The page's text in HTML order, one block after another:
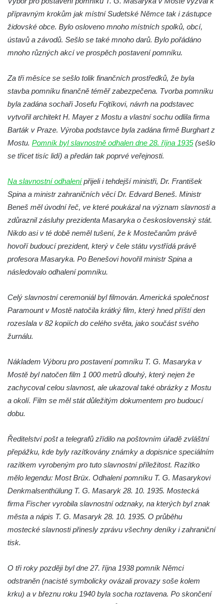
Socha Vydry si hrají v ZOO Hluboká
Socha Přátelství v ZOO Hluboká
Socha Matka příroda v ZOO Hluboká
Socha Lišky v ZOO Hluboká
Socha Vlčice s mládětem v ZOO Hluboká
Socha Rys číhající na srnu v ZOO Hluboká
Socha Orlice v ZOO Hluboká
Socha Tygr v ZOO Hluboká
Socha Želva v ZOO Hluboká
Socha Včela v ZOO Hluboká
Socha Housenka v ZOO Hluboká
Socha Nosorožík v ZOO Hluboká
Socha Rosomák v ZOO Hluboká
Socha Vážka v ZOO Hluboká
Socha Volavka v ZOO Hluboká
Lavička Kůň Převalského v ZOO Hluboká
Socha Mystik v ZOO Hluboká
Reliéf Rodina a práce na budově záložny
čp. 69/1 v Českých Budějovicích
Socha Krista klesajícího pod křížem u
kostela svatého Mikuláše v Českých
Budějovicích
Socha svatého Jana Nepomuckého u
kostela svaté Rodiny v Českých
Budějovicích
Socha S tebou v parku na Senovážném
náměstí v Českých Budějovicích
Sousoší Humanoidi na Lannově třídě v
Českých Budějovicích
přípravným krokům jak místní Sudetské Němce tak i zástupce
židovské obce. Bylo osloveno mnoho místních spolků, obcí,
ústavů a závodů. Sešlo se také mnoho darů. Bylo pořádáno
mnoho různých akcí ve prospěch postavení pomníku.
Za tři měsíce se sešlo tolik finančních prostředků, že byla
stavba pomníku finančně téměř zabezpečena. Tvorba pomníku
byla zadána sochaři Josefu Fojtíkovi, návrh na podstavec
vytvořil architekt H. Mayer z Mostu a vlastní sochu odlila firma
Barták v Praze. Výroba podstavce byla zadána firmě Burghart z
Mostu. Pomník byl slavnostně odhalen dne 28. října 1935(sešlo
se třicet tisíc lidí) a předán tak poprvé veřejnosti.
Na slavnostní odhalenípřijeli i tehdejší ministři, Dr. František
Spina a ministr zahraničních věcí Dr. Edvard Beneš. Ministr
Beneš měl úvodní řeč, ve které poukázal na význam slavnosti a
zdůraznil zásluhy prezidenta Masaryka o československý stát.
Nikdo asi v té době neměl tušení, že k Mostečanům právě
hovoří budoucí prezident, který v čele státu vystřídá právě
profesora Masaryka. Po Benešovi hovořil ministr Spina a
následovalo odhalení pomníku.
Celý slavnostní ceremoniál byl filmován. Americká společnost
Paramount v Mostě natočila krátký film, který hned příští den
rozeslala v 82 kopiích do celého světa, jako součást svého
žurnálu.
Nákladem Výboru pro postavení pomníku T. G. Masaryka v
Mostě byl natočen film 1 000 metrů dlouhý, který nejen že
zachycoval celou slavnost, ale ukazoval také obrázky z Mostu
a okolí. Film se měl stát důležitým dokumentem pro budoucí
dobu.
Ředitelství pošt a telegrafů zřídilo na poštovním úřadě zvláštní
přepážku, kde byly razítkovány známky a dopisnice speciálním
razítkem vyrobeným pro tuto slavnostní příležitost. Razítko
mělo legendu: Most Brüx. Odhalení pomníku T. G. Masarykovi
Denkmalsenthülung T. G. Masaryk 28. 10. 1935. Mostecká
firma Fischer vyrobila slavnostní odznaky, na kterých byl znak
města a nápis T. G. Masaryk 28. 10. 1935. O průběhu
mostecké slavnosti přinesly zprávu všechny deníky i zahraniční
tisk.
O tři roky později byl dne 27. října 1938 pomník Němci
odstraněn (nacisté symbolicky ovázali provazy soše kolem
krku) a v březnu roku 1940 byla socha roztavena. Po skončení